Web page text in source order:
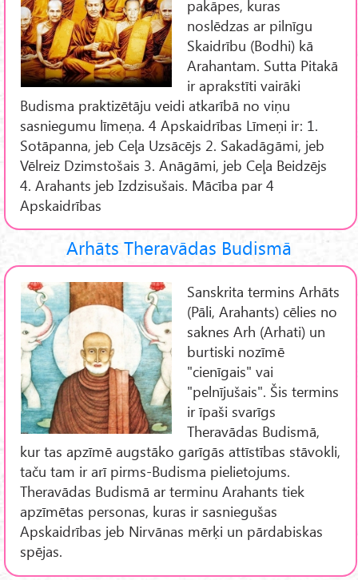
pakāpes, kuras
noslēdzas ar pilnīgu
Skaidrību (Bodhi) kā
Arahantam. Sutta Pitakā
ir aprakstīti vairāki
Budisma praktizētāju veidi atkarībā no viņu
sasniegumu līmeņa. 4 Apskaidrības Līmeņi ir: 1.
Sotāpanna, jeb Ceļa Uzsācējs 2. Sakadāgāmi, jeb
Vēlreiz Dzimstošais 3. Anāgāmi, jeb Ceļa Beidzējs
4. Arahants jeb Izdzisušais. Mācība par 4
Apskaidrības
Arhāts Theravādas Budismā
Sanskrita termins Arhāts
(Pāli, Arahants) cēlies no
saknes Arh (Arhati) un
burtiski nozīmē
"cienīgais" vai
"pelnījušais". Šis termins
ir īpaši svarīgs
Theravādas Budismā,
kur tas apzīmē augstāko garīgās attīstības stāvokli,
taču tam ir arī pirms-Budisma pielietojums.
Theravādas Budismā ar terminu Arahants tiek
apzīmētas personas, kuras ir sasniegušas
Apskaidrības jeb Nirvānas mērķi un pārdabiskas
spējas.